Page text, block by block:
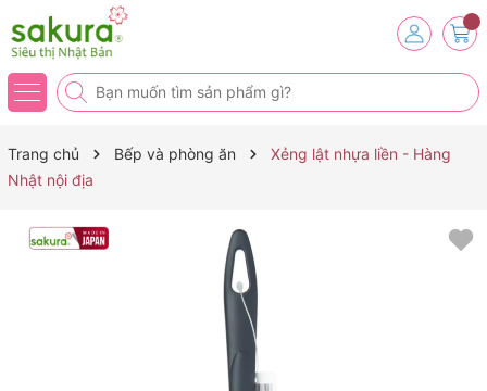
Trang chủ Bếp và phòng ăn
Xẻng lật nhựa liền - Hàng
Nhật nội địa